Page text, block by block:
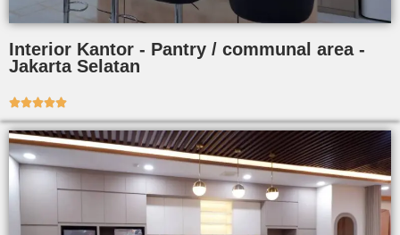
Interior Kantor - Pantry / communal area -
Jakarta Selatan
